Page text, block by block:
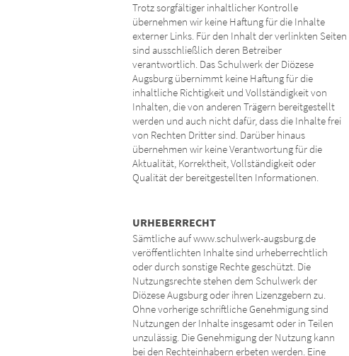
Trotz sorgfältiger inhaltlicher Kontrolle
übernehmen wir keine Haftung für die Inhalte
externer Links. Für den Inhalt der verlinkten Seiten
sind ausschließlich deren Betreiber
verantwortlich. Das Schulwerk der Diözese
Augsburg übernimmt keine Haftung für die
inhaltliche Richtigkeit und Vollständigkeit von
Inhalten, die von anderen Trägern bereitgestellt
werden und auch nicht dafür, dass die Inhalte frei
von Rechten Dritter sind. Darüber hinaus
übernehmen wir keine Verantwortung für die
Aktualität, Korrektheit, Vollständigkeit oder
Qualität der bereitgestellten Informationen.
URHEBERRECHT
Sämtliche auf www.schulwerk-augsburg.de
veröffentlichten Inhalte sind urheberrechtlich
oder durch sonstige Rechte geschützt. Die
Nutzungsrechte stehen dem Schulwerk der
Diözese Augsburg oder ihren Lizenzgebern zu.
Ohne vorherige schriftliche Genehmigung sind
Nutzungen der Inhalte insgesamt oder in Teilen
unzulässig. Die Genehmigung der Nutzung kann
bei den Rechteinhabern erbeten werden. Eine